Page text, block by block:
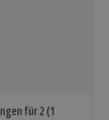
für 2 (1